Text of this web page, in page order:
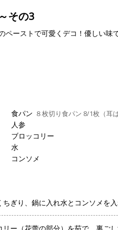
その3
ペーストで可愛くデコ！優しい味で
食パン ８枚切り食パン 8/1枚（耳
人参
ブロッコリー
水
コンソメ
ぎり、鍋に入れ水とコンソメを